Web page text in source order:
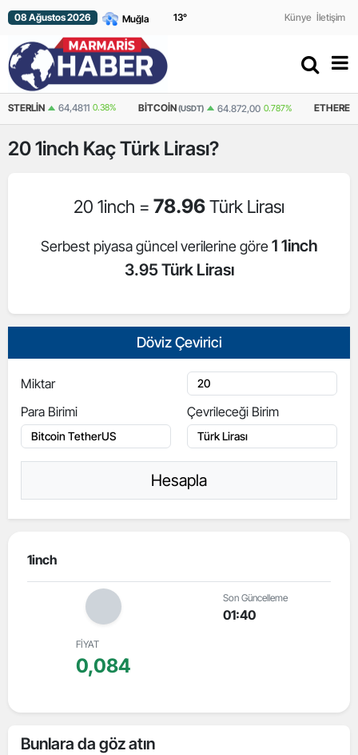
08 Ağustos 2026 13° Künye İletişim
STERLIN 64,4811 0.38% BITCOIN(USDT) 64.872,00 0.787%
201inch Kaç Türk Lirası?
20 1inch = 78.96Türk Lirası
Serbest piyasa güncel verilerine göre 1 1inch
3.95 Türk Lirası
Döviz Çevirici
Miktar
Para Birimi
Çevrileceği Birim
Hesapla
1inch
Son Güncelleme
01:40
FİYAT
0,084
Bunlara da göz atın